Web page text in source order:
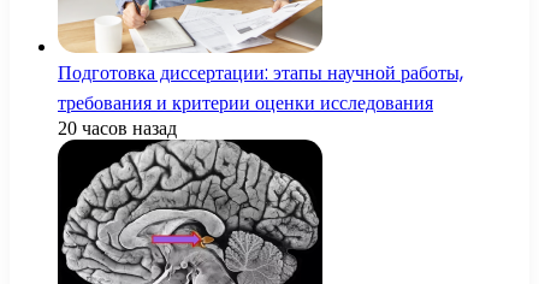
Подготовка диссертации: этапы научной работы,
требования и критерии оценки исследования
20 часов назад